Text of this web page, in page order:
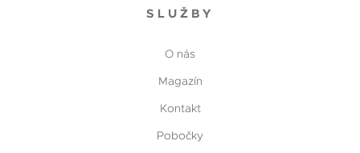
SLUŽBY
O nás
Magazín
Kontakt
Pobočky